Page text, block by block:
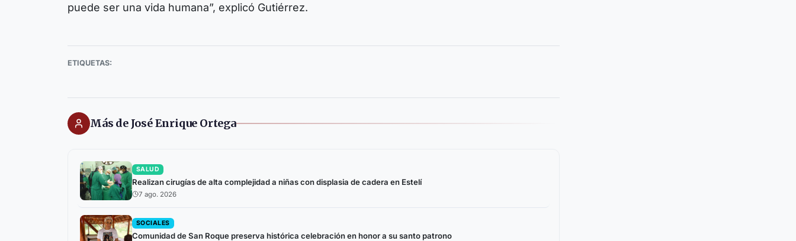
puede ser una vida humana”, explicó Gutiérrez.
ETIQUETAS:
Más de José Enrique Ortega
SALUD
Realizan cirugías de alta complejidad a niñas con displasia de cadera en Estelí
7 ago. 2026
SOCIALES
Comunidad de San Roque preserva histórica celebración en honor a su santo patrono